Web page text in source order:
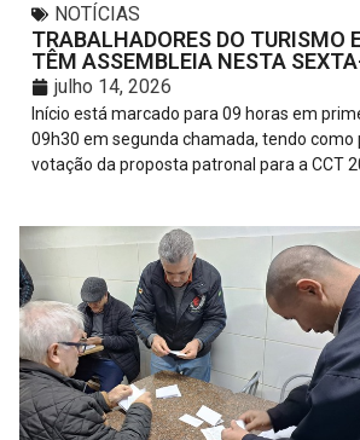
NOTÍCIAS
TRABALHADORES DO TURISMO
TÊM ASSEMBLEIA NESTA
julho 14, 2026
Início está marcado para 09 horas em
09h30 em segunda chamada, tendo como
votação da proposta patronal para a CCT